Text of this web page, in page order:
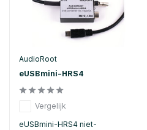
AudioRoot
eUSBmini-HRS4
Vergelijk
eUSBmini-HRS4 niet-